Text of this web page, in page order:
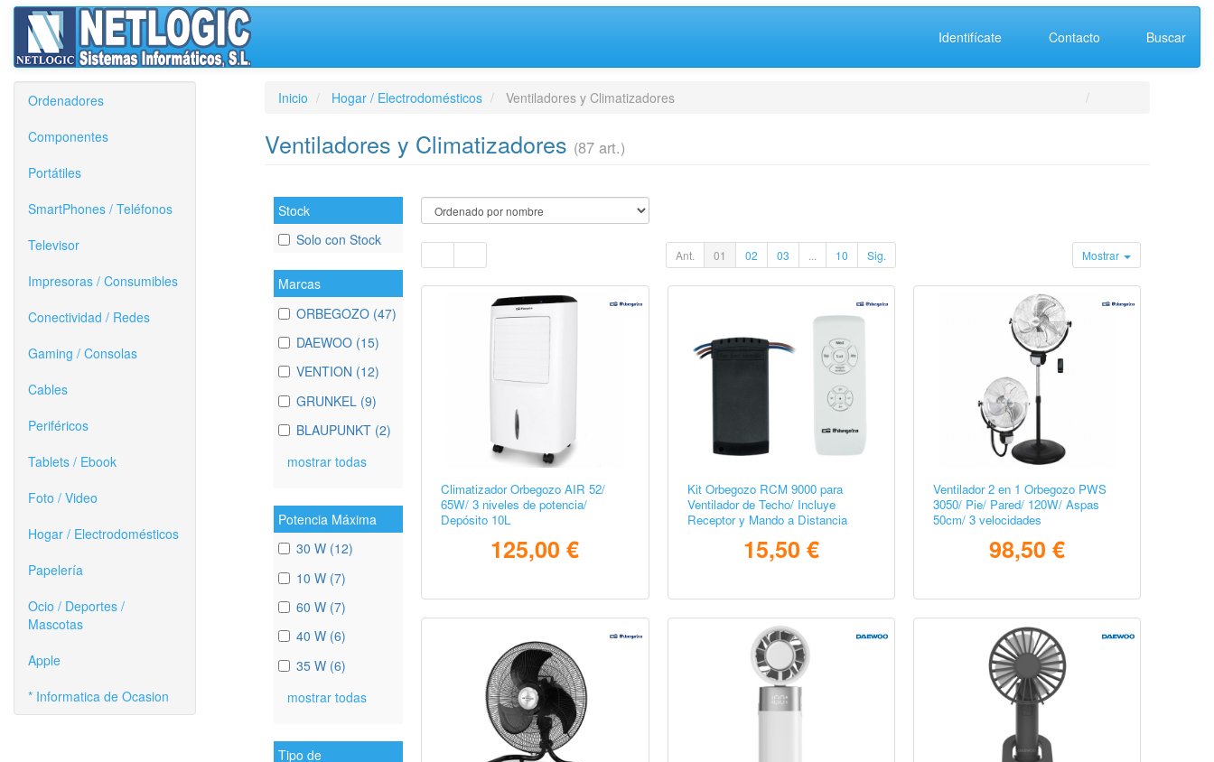
Identifícate Contacto Buscar
Ordenadores
Componentes
Portátiles
SmartPhones / Teléfonos
Televisor
Impresoras / Consumibles
Conectividad / Redes
Gaming / Consolas
Cables
Periféricos
Tablets / Ebook
Foto / Video
Hogar / Electrodomésticos
Papelería
Ocio / Deportes /
Mascotas
Apple
* Informatica de Ocasion
Inicio Hogar / Electrodomésticos Ventiladores y Climatizadores
Ventiladores y Climatizadores (87 art.)
Stock
Solo con Stock
Marcas
ORBEGOZO (47)
DAEWOO (15)
VENTION (12)
GRUNKEL (9)
BLAUPUNKT (2)
mostrar todas
Potencia Máxima
30 W (12)
10 W (7)
60 W (7)
40 W (6)
35 W (6)
mostrar todas
Tipo de
Ant. 01 02 03 10 Sig. Mostrar
Climatizador Orbegozo AIR 52/
65W/ 3 niveles de potencia/
Depósito 10L
125,00 €
Kit Orbegozo RCM 9000 para
Ventilador de Techo/ Incluye
Receptor y Mando a Distancia
15,50 €
Ventilador 2 en 1 Orbegozo PWS
3050/ Pie/ Pared/ 120W/ Aspas
50cm/ 3 velocidades
98,50 €